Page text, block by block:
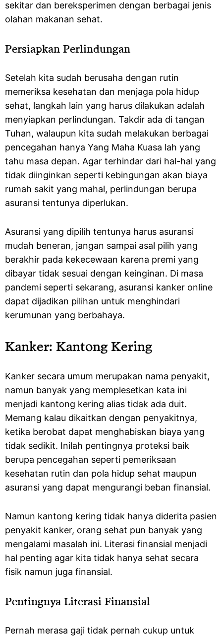
sekitar dan bereksperimen dengan berbagai jenis
olahan makanan sehat.
Persiapkan Perlindungan
Setelah kita sudah berusaha dengan rutin
memeriksa kesehatan dan menjaga pola hidup
sehat, langkah lain yang harus dilakukan adalah
menyiapkan perlindungan. Takdir ada di tangan
Tuhan, walaupun kita sudah melakukan berbagai
pencegahan hanya Yang Maha Kuasa lah yang
tahu masa depan. Agar terhindar dari hal-hal yang
tidak diinginkan seperti kebingungan akan biaya
rumah sakit yang mahal, perlindungan berupa
asuransi tentunya diperlukan.
Asuransi yang dipilih tentunya harus asuransi
mudah beneran, jangan sampai asal pilih yang
berakhir pada kekecewaan karena premi yang
dibayar tidak sesuai dengan keinginan. Di masa
pandemi seperti sekarang, asuransi kanker online
dapat dijadikan pilihan untuk menghindari
kerumunan yang berbahaya.
Kanker: Kantong Kering
Kanker secara umum merupakan nama penyakit,
namun banyak yang memplesetkan kata ini
menjadi kantong kering alias tidak ada duit.
Memang kalau dikaitkan dengan penyakitnya,
ketika berobat dapat menghabiskan biaya yang
tidak sedikit. Inilah pentingnya proteksi baik
berupa pencegahan seperti pemeriksaan
kesehatan rutin dan pola hidup sehat maupun
asuransi yang dapat mengurangi beban finansial.
Namun kantong kering tidak hanya diderita pasien
penyakit kanker, orang sehat pun banyak yang
mengalami masalah ini. Literasi finansial menjadi
hal penting agar kita tidak hanya sehat secara
fisik namun juga finansial.
Pentingnya Literasi Finansial
Pernah merasa gaji tidak pernah cukup untuk